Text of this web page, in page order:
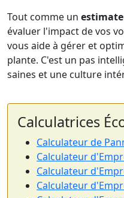
Tout comme un
évaluer l'impact de vos
vous aide à gérer et
plante. C'est un pas
saines et une culture
Calculatrices
Calculateur de
Calculateur
Calculateur
Calculateur